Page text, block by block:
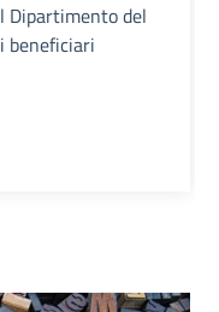
Dipartimento del
beneficiari